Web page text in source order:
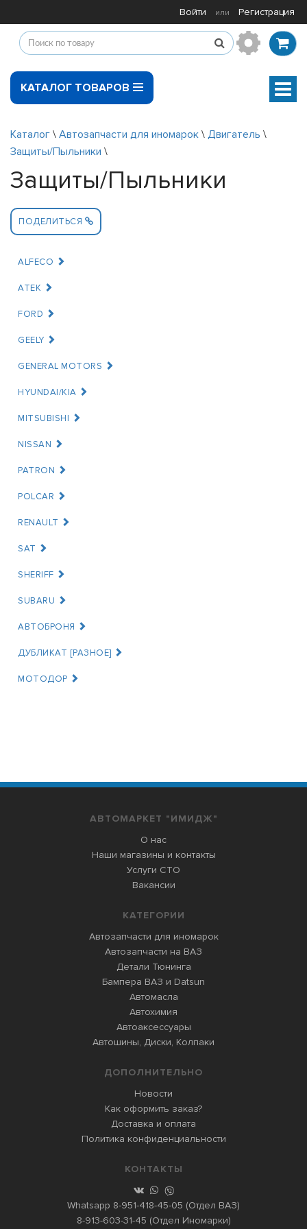
Войти или Регистрация
КАТАЛОГ ТОВАРОВ
Каталог \ Автозапчасти для иномарок \ Двигатель \
Защиты/Пыльники \
Защиты/Пыльники
ПОДЕЛИТЬСЯ
ALFECO
ATEK
FORD
GEELY
GENERAL MOTORS
HYUNDAI/KIA
MITSUBISHI
NISSAN
PATRON
POLCAR
RENAULT
SAT
SHERIFF
SUBARU
АВТОБРОНЯ
ДУБЛИКАТ [РАЗНОЕ]
МОТОДОР
АВТОМАРКЕТ "ИМИДЖ"
О нас
Наши магазины и контакты
Услуги СТО
Вакансии
КАТЕГОРИИ
Автозапчасти для иномарок
Автозапчасти на ВАЗ
Детали Тюнинга
Бампера ВАЗ и Datsun
Автомасла
Автохимия
Автоаксессуары
Автошины, Диски, Колпаки
ДОПОЛНИТЕЛЬНО
Новости
Как оформить заказ?
Доставка и оплата
Политика конфиденциальности
КОНТАКТЫ
Whatsapp 8-951-418-45-05 (Отдел ВАЗ)
8-913-603-31-45 (Отдел Иномарки)